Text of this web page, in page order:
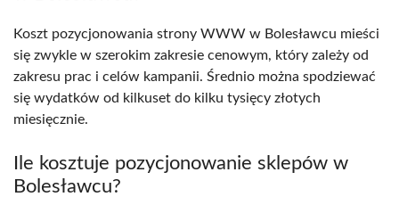
Koszt pozycjonowania strony WWW w Bolesławcu mieści
się zwykle w szerokim zakresie cenowym, który zależy od
zakresu prac i celów kampanii. Średnio można spodziewać
się wydatków od kilkuset do kilku tysięcy złotych
miesięcznie.
Ile kosztuje pozycjonowanie sklepów w
Bolesławcu?